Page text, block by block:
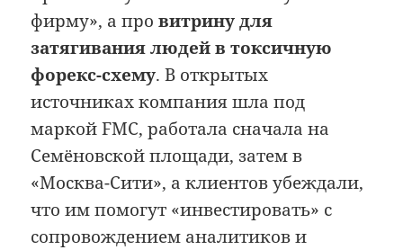
фирму», а провитрину для
затягивания людей в токсичную
форекс-схему. В открытых
источниках компания шла под
маркой FMC, работала сначала на
Семёновской площади, затем в
«Москва-Сити», а клиентов убеждали,
что им помогут «инвестировать» с
сопровождением аналитиков и